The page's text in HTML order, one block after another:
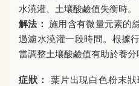
水澆灌、土壤酸鹼值失衡時。
解法： 施用含有微量元素的
過濾水澆灌一段時間。根據
當調整土壤酸鹼值有助於養分
症狀：
葉片出現白色粉末